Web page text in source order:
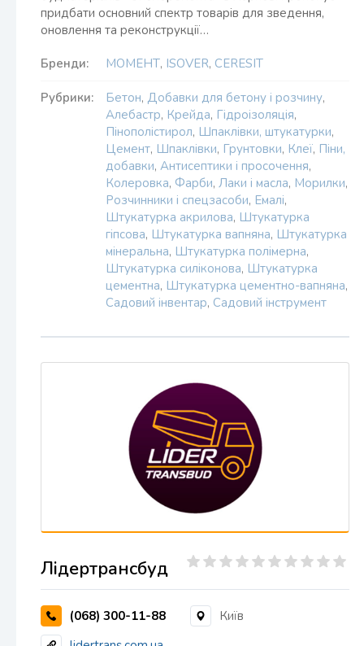
придбати основний спектр товарів для зведення,
оновлення та реконструкції…
Бренди: МОМЕНТ, ISOVER, CERESIT
Рубрики: Бетон, Добавки для бетону і розчину,
Алебастр, Крейда, Гідроізоляція,
Пінополістирол, Шпаклівки, штукатурки,
Цемент, Шпаклівки, Грунтовки, Клеї, Піни,
добавки, Антисептики і просочення,
Колеровка, Фарби, Лаки і масла, Морилки,
Розчинники і спецзасоби, Емалі,
Штукатурка акрилова, Штукатурка
гіпсова, Штукатурка вапняна, Штукатурка
мінеральна, Штукатурка полімерна,
Штукатурка силіконова, Штукатурка
цементна, Штукатурка цементно-вапняна,
Садовий інвентар, Садовий інструмент
Лідертрансбуд
(068) 300-11-88
Київ